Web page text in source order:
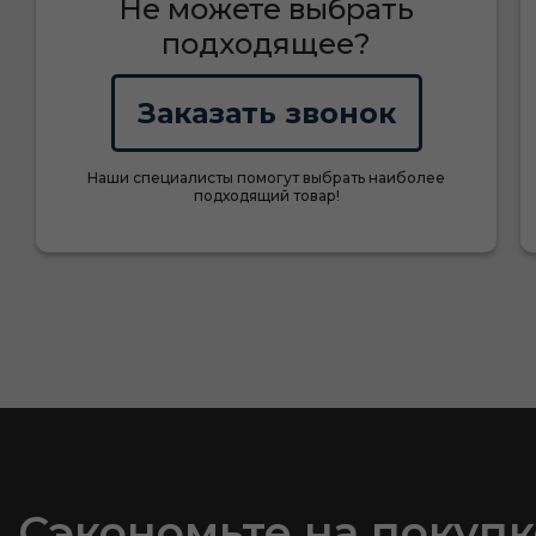
Не можете выбрать
подходящее?
Заказать звонок
Наши специалисты помогут выбрать наиболее
подходящий товар!